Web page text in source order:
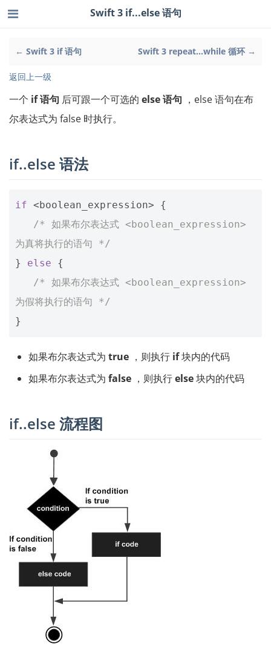
← Swift 3 if 语句 Swift 3 repeat...while 循环 →
Swift 3 if...else 语句
返回上一级
一个 if 语句 后可跟一个可选的 else 语句 ，else 语句在布
尔表达式为 false 时执行。
if..else 语法
if <boolean_expression>
{
/* 如果布尔表达式 <boolean_expression>
为真将执行的语句 */
}
else
{
/* 如果布尔表达式 <boolean_expression>
为假将执行的语句 */
}
如果布尔表达式为 true ，则执行 if块内的代码
如果布尔表达式为 false ，则执行else块内的代码
if..else 流程图